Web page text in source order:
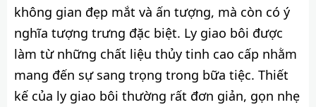
không gian đẹp mắt và ấn tượng, mà còn có ý
nghĩa tượng trưng đặc biệt. Ly giao bôi được
làm từ những chất liệu thủy tinh cao cấp nhằm
mang đến sự sang trọng trong bữa tiệc. Thiết
kế của ly giao bôi thường rất đơn giản, gọn nhẹ